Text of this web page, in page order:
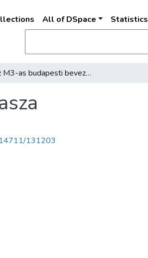
All of DSpace Statistics
Az M3-as budapesti bevezető szakasza
131203